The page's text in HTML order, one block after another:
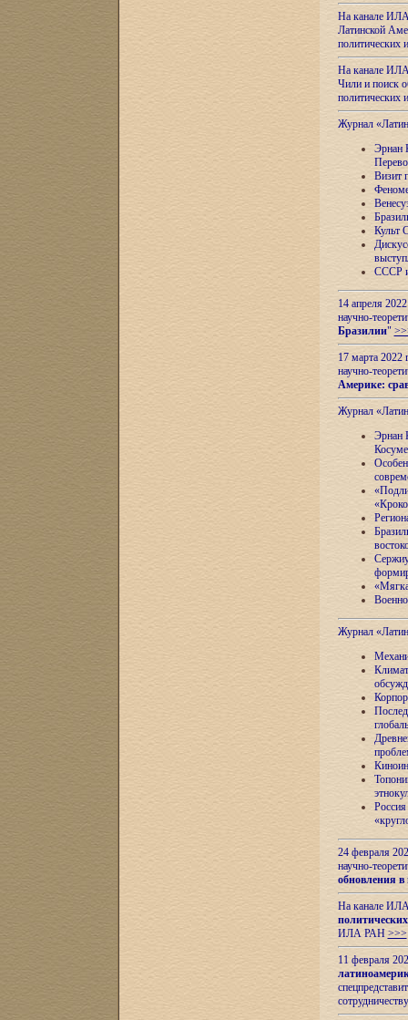
На канале
Латинской
На канале
Чили и поиск
Журнал
Эрнан
Визит
Культ
СССР и
14 апреля
научно-
Бразилии"
17 марта 2022
научно-
Америке:
Журнал
Эрнан
Журнал
24 февраля
научно-
обновления в
На канале
ИЛА РАН >>>
11 февраля